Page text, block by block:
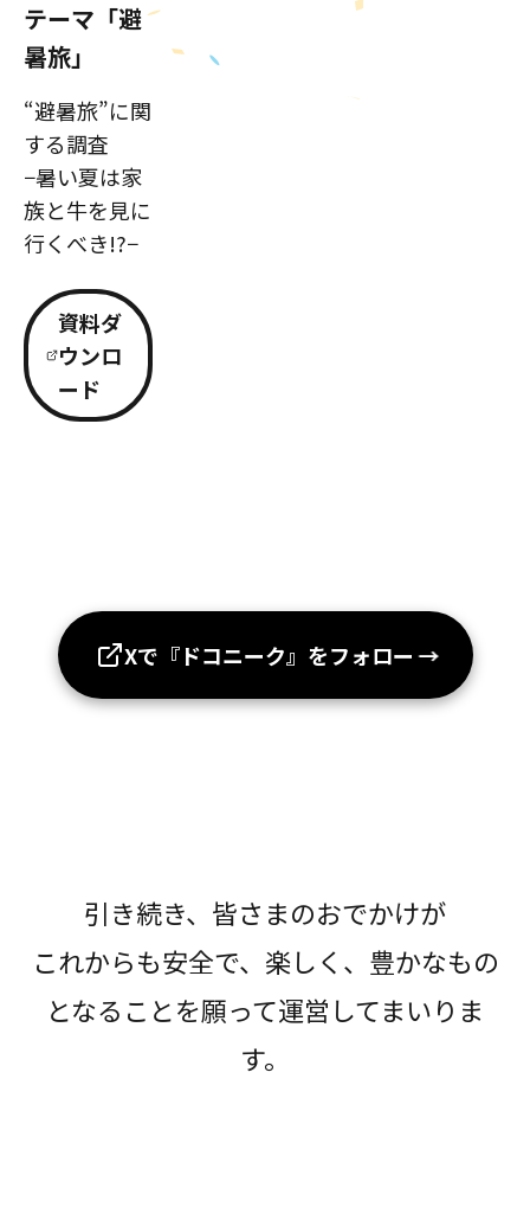
テーマ「避
暑旅」
“避暑旅”に関
する調査
−暑い夏は家
族と牛を見に
行くべき!?−
資料ダ
ウンロ
ード
Xで『ドコニーク』をフォロー →
引き続き、皆さまのおでかけが
これからも安全で、楽しく、豊かなもの
となることを願って運営してまいりま
す。